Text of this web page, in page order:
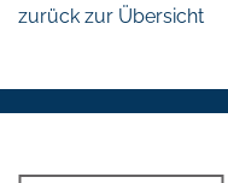
zurück zur Übersicht